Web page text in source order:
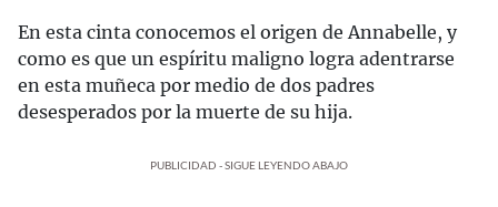
En esta cinta conocemos el origen de Annabelle, y
como es que un espíritu maligno logra adentrarse
en esta muñeca por medio de dos padres
desesperados por la muerte de su hija.
PUBLICIDAD - SIGUE LEYENDO ABAJO